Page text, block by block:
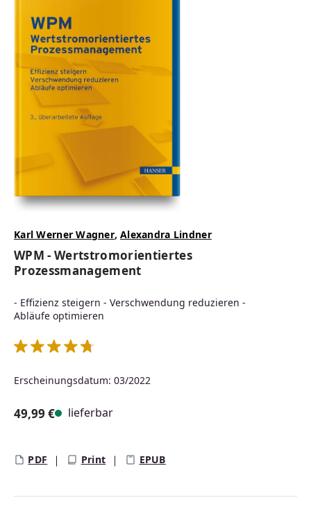
Karl Werner Wagner,Alexandra Lindner
WPM - Wertstromorientiertes
Prozessmanagement
- Effizienz steigern - Verschwendung reduzieren -
Abläufe optimieren
Erscheinungsdatum: 03/2022
49,99 € lieferbar
PDF Print EPUB